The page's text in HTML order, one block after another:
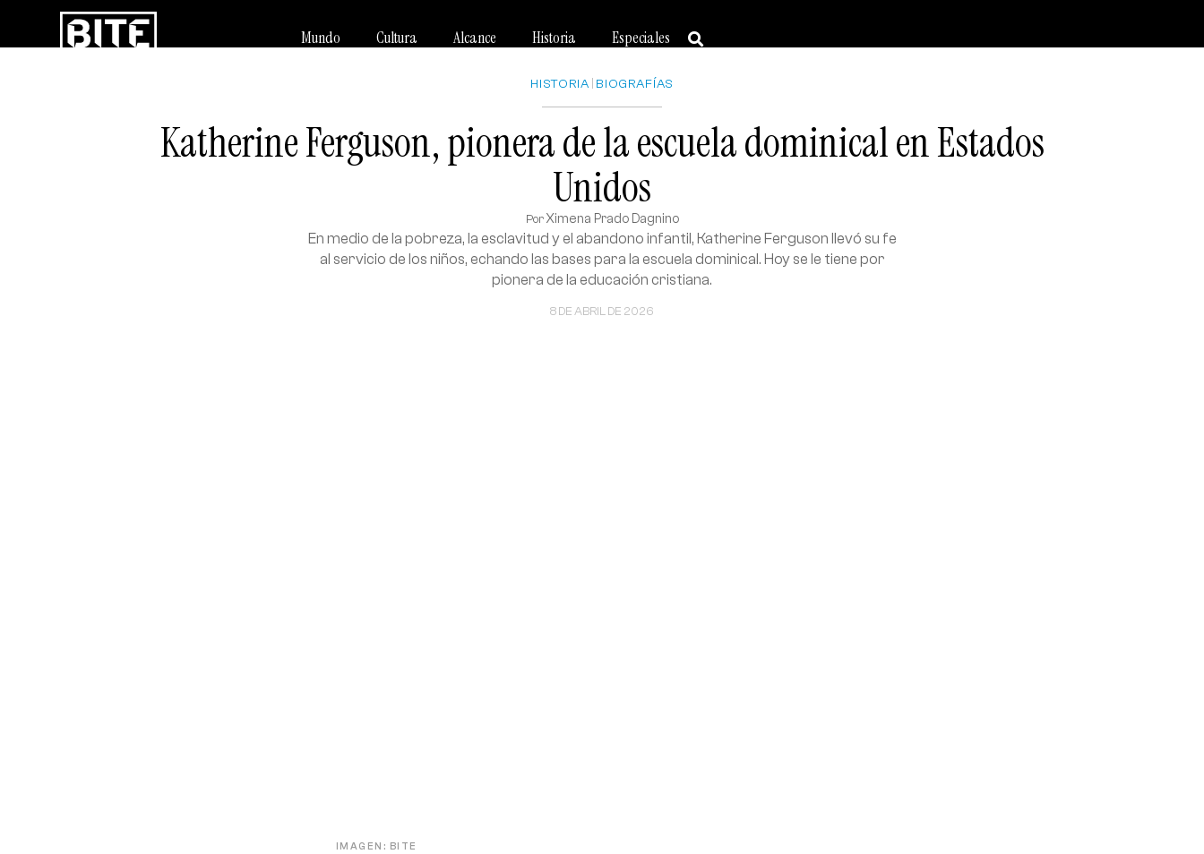
Mundo Cultura Alcance Historia Especiales
HISTORIA BIOGRAFÍAS
Katherine Ferguson, pionera de la escuela dominical en Estados
Unidos
Por Ximena Prado Dagnino
8 DE ABRIL DE 2026
En medio de la pobreza, la esclavitud y el abandono infantil, Katherine Ferguson llevó su fe
al servicio de los niños, echando las bases para la escuela dominical. Hoy se le tiene por
pionera de la educación cristiana.
IMAGEN: BITE